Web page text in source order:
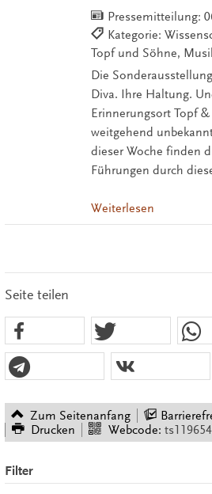
Pressemitteilung:
Kategorie:
Topf und Söhne,
Die
Diva. Ihre Haltung.
Erinnerungsort Topf
weitgehend
dieser Woche finden
Führungen durch
Weiterlesen
Seite teilen
Zum Seitenanfang
Drucken
Webcode: ts119654
Filter